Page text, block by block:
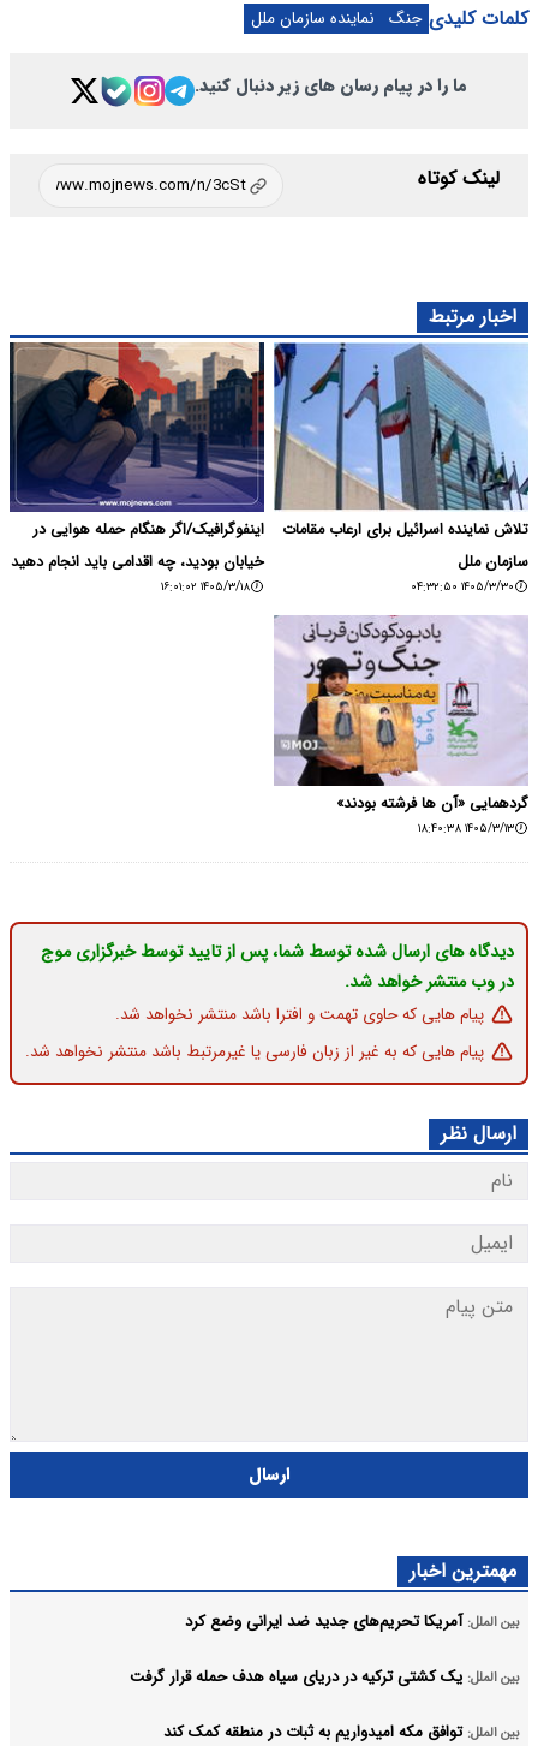
کلمات کلیدی جنگ نماینده سازمان ملل
ما را در پیام رسان های زیر دنبال کنید.
لینک کوتاه
اخبار مرتبط
تلاش نماینده اسرائیل برای ارعاب مقامات
سازمان ملل
۱۴۰۵/۳/۳۰ ۰۴:۳۲:۵۰
اینفوگرافیک/اگر هنگام حمله هوایی در
خیابان بودید، چه اقدامی باید انجام دهید
۱۴۰۵/۳/۱۸ ۱۶:۰۱:۰۲
گردهمایی «آن ها فرشته بودند»
۱۴۰۵/۳/۱۳ ۱۸:۴۰:۳۸
دیدگاه های ارسال شده توسط شما، پس از تایید توسط خبرگزاری موج
در وب منتشر خواهد شد.
پیام هایی که حاوی تهمت و افترا باشد منتشر نخواهد شد.
پیام هایی که به غیر از زبان فارسی یا غیرمرتبط باشد منتشر نخواهد شد.
ارسال نظر
ارسال
مهمترین اخبار
بین الملل: آمریکا تحریم‌های جدید ضد ایرانی وضع کرد
بین الملل: یک کشتی ترکیه در دریای سیاه هدف حمله قرار گرفت
بین الملل: توافق مکه امیدواریم به ثبات در منطقه کمک کند